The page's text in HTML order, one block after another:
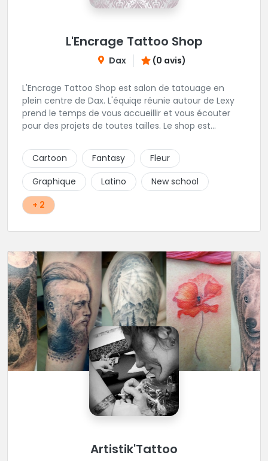
L'Encrage Tattoo Shop
Dax (0 avis)
L'Encrage Tattoo Shop est salon de tatouage en
plein centre de Dax. L'équiqe réunie autour de Lexy
prend le temps de vous accueillir et vous écouter
pour des projets de toutes tailles. Le shop est
Traits fins, Newschool, Couleur.
Cartoon Fantasy
Fleur
Graphique
Latino
New school
+ 2
Artistik'Tattoo